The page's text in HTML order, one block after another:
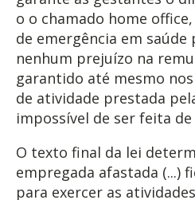
o o chamado home
de emergência em
nenhum prejuízo na
garantido até mesmo
de atividade prestada
impossível de ser feita de
O texto final da lei
empregada afastada (...)
para exercer as